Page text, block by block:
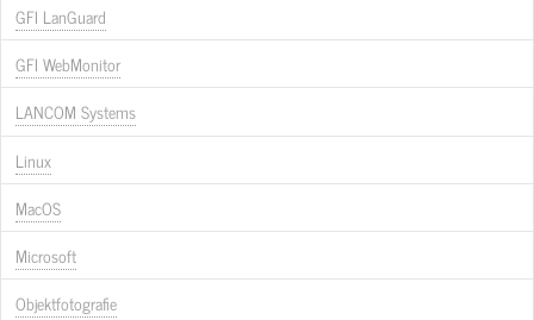
GFI LanGuard
GFI WebMonitor
LANCOM Systems
Linux
MacOS
Microsoft
Objektfotografie